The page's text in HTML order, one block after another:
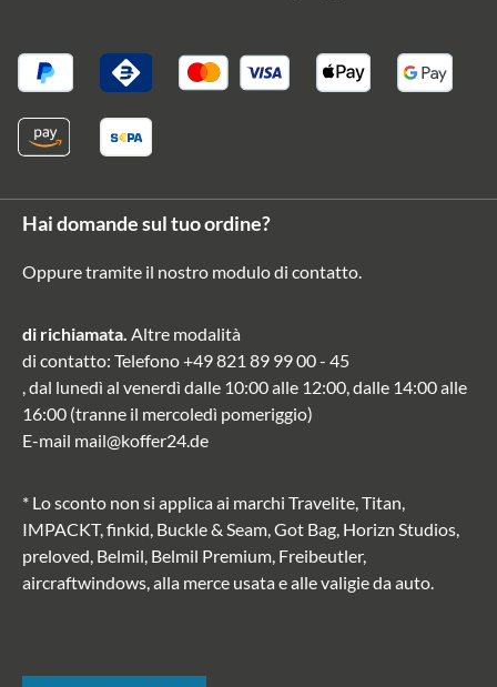
Hai domande sul tuo ordine?
Oppure tramite il nostro modulo di contatto.
di richiamata. Altre modalità
di contatto: Telefono+49 821 89 99 00 - 45
, dal lunedì al venerdì dalle 10:00 alle 12:00, dalle 14:00 alle
16:00 (tranne il mercoledì pomeriggio)
E-mail mail@koffer24.de
* Lo sconto non si applica ai marchi Travelite, Titan,
IMPACKT, finkid, Buckle & Seam, Got Bag, Horizn Studios,
preloved, Belmil, Belmil Premium, Freibeutler,
aircraftwindows, alla merce usata e alle valigie da auto.